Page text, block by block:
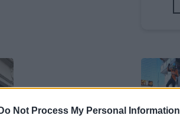
Do Not Process My Personal Information
Image